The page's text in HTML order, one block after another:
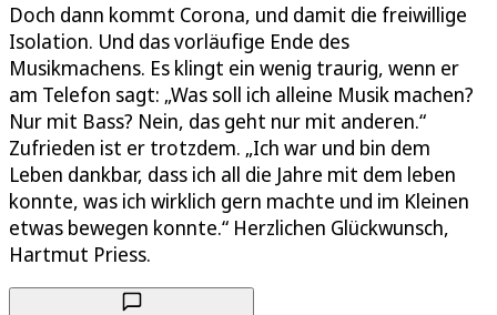
Doch dann kommt Corona, und damit die freiwillige
Isolation. Und das vorläufige Ende des
Musikmachens. Es klingt ein wenig traurig, wenn er
am Telefon sagt: „Was soll ich alleine Musik machen?
Nur mit Bass? Nein, das geht nur mit anderen.“
Zufrieden ist er trotzdem. „Ich war und bin dem
Leben dankbar, dass ich all die Jahre mit dem leben
konnte, was ich wirklich gern machte und im Kleinen
etwas bewegen konnte.“ Herzlichen Glückwunsch,
Hartmut Priess.